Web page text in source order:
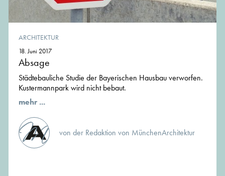
ARCHITEKTUR
18. Juni 2017
Absage
Städtebauliche Studie der Bayerischen Hausbau verworfen.
Kustermannpark wird nicht bebaut.
mehr ...
von der Redaktion von MünchenArchitektur